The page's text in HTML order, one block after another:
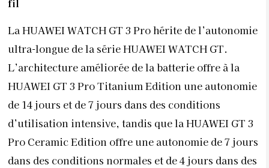
La HUAWEI WATCH GT 3 Pro hérite de l’autonomie
ultra-longue de la série HUAWEI WATCH GT.
L’architecture améliorée de la batterie offre à la
HUAWEI GT 3 Pro Titanium Edition une autonomie
de 14 jours et de 7 jours dans des conditions
d’utilisation intensive, tandis que la HUAWEI GT 3
Pro Ceramic Edition offre une autonomie de 7 jours
dans des conditions normales et de 4 jours dans des